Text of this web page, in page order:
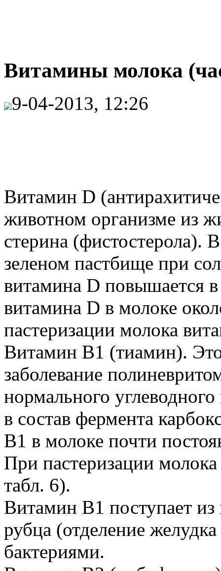
Витамины молока
9-04-2013, 12:26
Витамин D
животном организме из
стерина (фистостерола).
зеленом пастбище при
витамина D повышается
витамина D в молоке
пастеризации молока
Витамин В1 (тиамин).
заболевание
нормального
в состав фермента
В1 в молоке почти
При пастеризации
табл. 6).
Витамин В1 поступает
рубца (отделение
бактериями.